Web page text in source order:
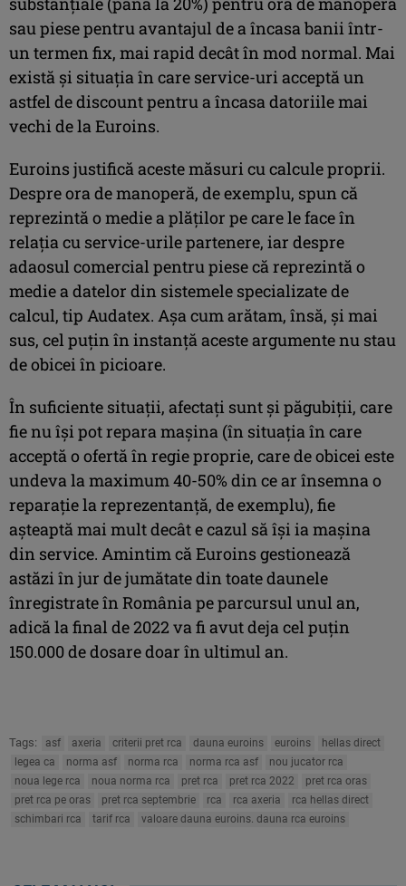
sau piese pentru avantajul de a încasa banii într-
un termen fix, mai rapid decât în mod normal. Mai
există și situația în care service-uri acceptă un
astfel de discount pentru a încasa datoriile mai
vechi de la Euroins.
Euroins justifică aceste măsuri cu calcule proprii.
Despre ora de manoperă, de exemplu, spun că
reprezintă o medie a plăților pe care le face în
relația cu service-urile partenere, iar despre
adaosul comercial pentru piese că reprezintă o
medie a datelor din sistemele specializate de
calcul, tip Audatex. Așa cum arătam, însă, și mai
sus, cel puțin în instanță aceste argumente nu stau
de obicei în picioare.
În suficiente situații, afectați sunt și păgubiții, care
fie nu își pot repara mașina (în situația în care
acceptă o ofertă în regie proprie, care de obicei este
undeva la maximum 40-50% din ce ar însemna o
reparație la reprezentanță, de exemplu), fie
așteaptă mai mult decât e cazul să își ia mașina
din service. Amintim că Euroins gestionează
astăzi în jur de jumătate din toate daunele
înregistrate în România pe parcursul unul an,
adică la final de 2022 va fi avut deja cel puțin
150.000 de dosare doar în ultimul an.
Tags: asf axeria criterii pret rca dauna euroins euroins
hellas direct
legea ca
norma asf norma rca norma rca asf
nou jucator rca
noua lege rca
noua norma rca pret rca pret rca 2022
pret rca oras
pret rca pe oras
pret rca septembrie rca rca axeria
rca hellas direct
schimbari rca
tarif rca valoare dauna euroins. dauna rca euroins